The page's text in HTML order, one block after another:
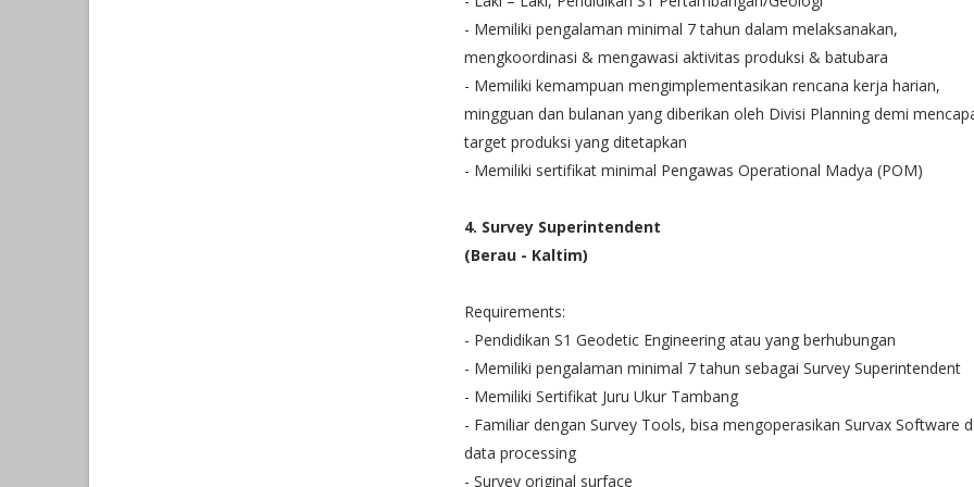
- Memiliki pengalaman minimal 7 tahun dalam melaksanakan,
mengkoordinasi & mengawasi aktivitas produksi & batubara
- Memiliki kemampuan mengimplementasikan rencana kerja harian,
mingguan dan bulanan yang diberikan oleh Divisi Planning demi
target produksi yang ditetapkan
- Memiliki sertifikat minimal Pengawas Operational Madya (POM)
4. Survey Superintendent
(Berau - Kaltim)
Requirements:
- Pendidikan S1 Geodetic Engineering atau yang berhubungan
- Memiliki pengalaman minimal 7 tahun sebagai Survey Superintendent
- Memiliki Sertifikat Juru Ukur Tambang
- Familiar dengan Survey Tools, bisa mengoperasikan Survax Software
data processing
- Survey original surface